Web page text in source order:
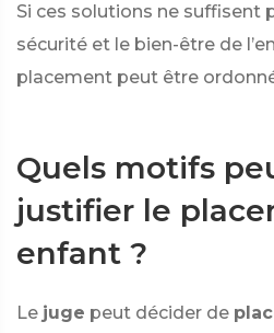
Si ces solutions ne suffisent
sécurité et le bien-être de
placement peut être
Quels motifs
justifier le
enfant ?
Le juge peut décider de